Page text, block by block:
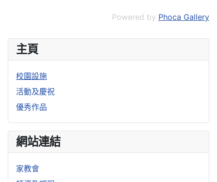
主頁
校園設施
活動及慶祝
優秀作品
網站連結
家教會
Powered by Phoca Gallery